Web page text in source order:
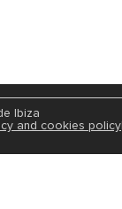
Ibiza
and cookies policy